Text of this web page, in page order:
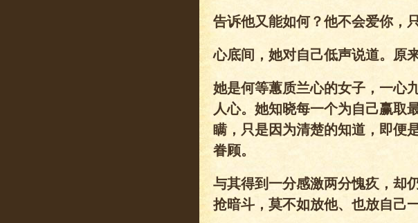
告诉他又能如何？他不会爱你，
心底间，她对自己低声说道。原
她是何等蕙质兰心的女子，一心
人心。她知晓每一个为自己赢取
瞒，只是因为清楚的知道，即便
眷顾。
与其得到一分感激两分愧疚，却
抢暗斗，莫不如放他、也放自己